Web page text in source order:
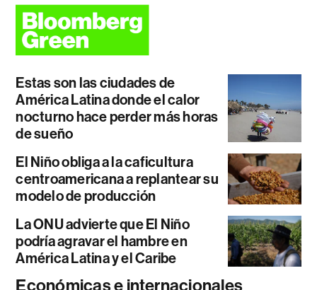
Estas son las ciudades de
América Latina donde el calor
nocturno hace perder más horas
de sueño
El Niño obliga a la caficultura
centroamericana a replantear su
modelo de producción
La ONU advierte que El Niño
podría agravar el hambre en
América Latina y el Caribe
Económicas e internacionales